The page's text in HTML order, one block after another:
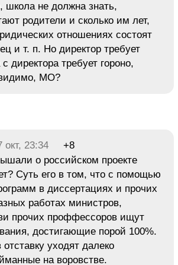
школа не должна знать,
родители и сколько им лет,
отношениях состоят
и т. п. Но директор требует
директора требует гороно,
МО?
окт, 23:34
+8
о российском проекте
Суть его в том, что с помощью
в диссертациях и прочих
работах министров,
прочих проффессоров ищут
достигающие порой 100%.
уходят далеко
на воровстве.